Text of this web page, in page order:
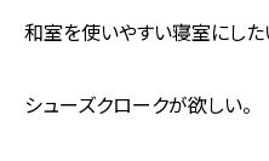
和室を使いやすい寝室にした
シューズクロークが欲しい。